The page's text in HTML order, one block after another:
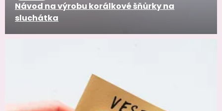
Návod na výrobu korálkové šňůrky na
sluchátka